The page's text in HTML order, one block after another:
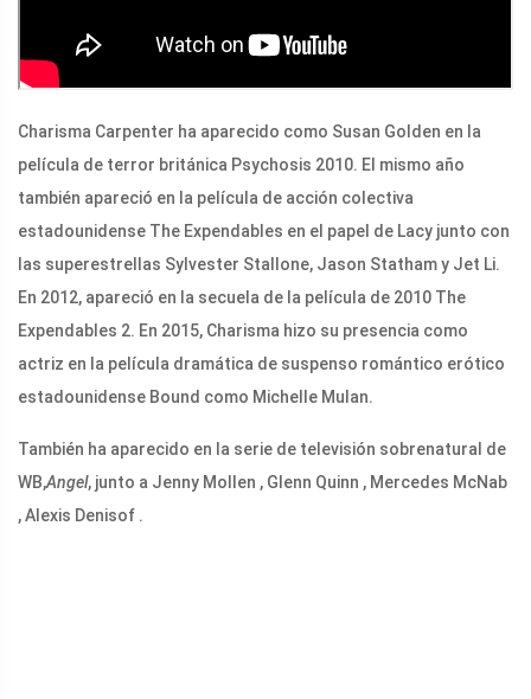
Charisma Carpenter ha aparecido como Susan Golden en la
película de terror británica Psychosis 2010. El mismo año
también apareció en la película de acción colectiva
estadounidense The Expendables en el papel de Lacy junto con
las superestrellas Sylvester Stallone, Jason Statham y Jet Li.
En 2012, apareció en la secuela de la película de 2010 The
Expendables 2. En 2015, Charisma hizo su presencia como
actriz en la película dramática de suspenso romántico erótico
estadounidense Bound como Michelle Mulan.
También ha aparecido en la serie de televisión sobrenatural de
WB,Angel, junto a Jenny Mollen , Glenn Quinn , Mercedes McNab
, Alexis Denisof .